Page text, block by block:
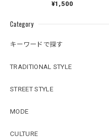
Category
キーワードで探す
TRADITIONAL STYLE
STREET STYLE
MODE
CULTURE
¥1,500